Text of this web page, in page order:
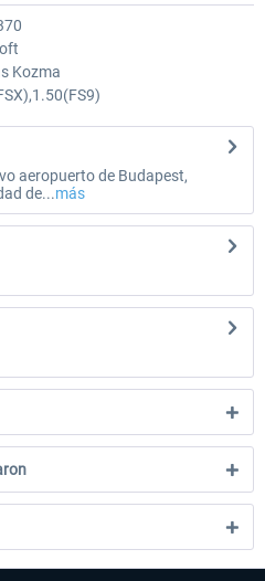
Kozma
aeropuerto de Budapest,
de...más